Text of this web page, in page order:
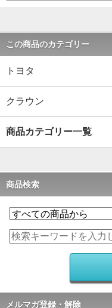
この商品のカテゴリー
トヨタ
クラウン
商品カテゴリー一覧
商品検索
メルマガ登録・解除